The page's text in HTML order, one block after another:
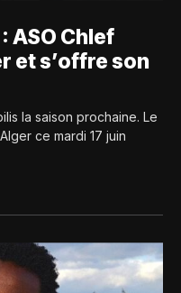
ASO Chlef
et s’offre son
la saison prochaine. Le
ce mardi 17 juin